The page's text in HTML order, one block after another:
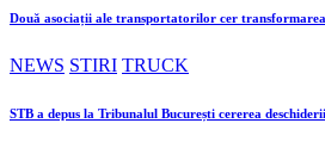
Două asociații ale transportatorilor cer transformarea
NEWS STIRI TRUCK
STB a depus la Tribunalul București cererea